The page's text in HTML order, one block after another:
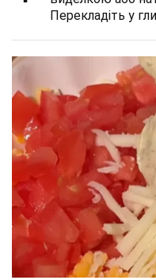
Перекладіть у